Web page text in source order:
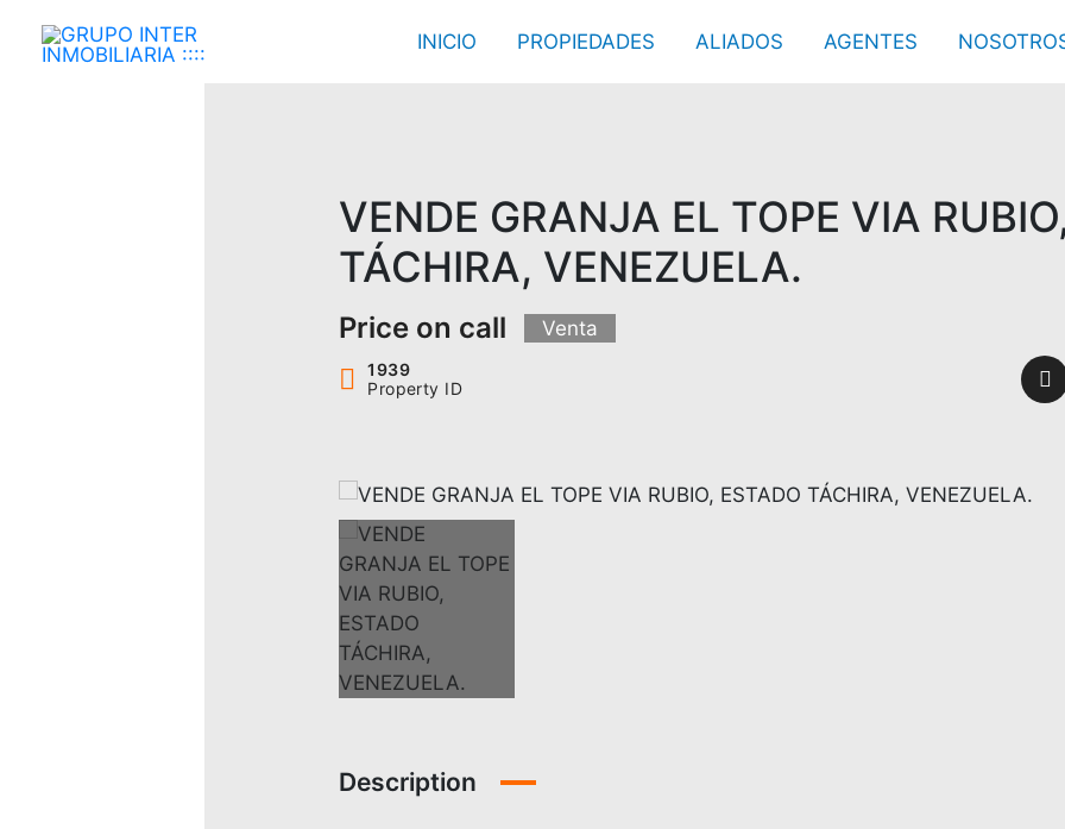
INICIO PROPIEDADES ALIADOS AGENTES
VENDE GRANJA EL TOPE VIA
TÁCHIRA, VENEZUELA.
Price on call Venta
1939
Property ID
Description